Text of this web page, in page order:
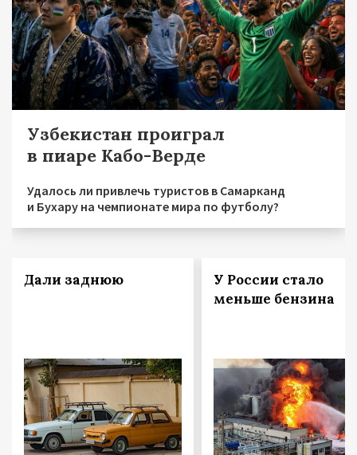
Узбекистан проиграл
в пиаре Кабо-Верде
Удалось ли привлечь туристов в Самарканд
и Бухару на чемпионате мира по футболу?
Дали заднюю
У России стало
меньше бензина